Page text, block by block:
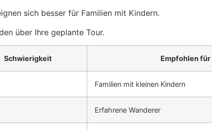
sich besser für Familien mit Kindern.
über Ihre geplante Tour.
Schwierigkeit Empfohlen für
Familien mit kleinen Kindern
Erfahrene Wanderer